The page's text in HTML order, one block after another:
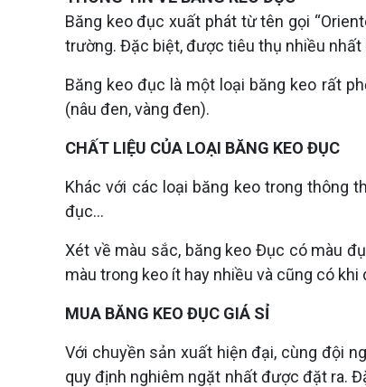
chuyên cung cấp các
sản phẩm chất lượng
cao như Băng Keo,
giúp đảm bảo an
toàn và chất lượng
chuyển và bảo quản.
Nhật Phát, thông báo
lịch nghỉ lễ và sắp xếp
lại hoạt động sản
chuộng trong ngành
công nghiệp và đời
sống hàng ngày. Tại
Nhật Phát không chỉ
là thương hiệu uy tín
mà còn là biểu tượng
cho chất lượng và sự
sáng tạo trong lĩnh
keo.
NGHỈ TẾT 2024
Nhân dịp Tết Nguyên
Đán Giáp Thìn 2024,
Công ty TNHH Sản
Xuất và Thương Mại
Hồng Nhật Phát xin
trân trọng thông báo
lịch nghỉ Tết như sau:
Thời gian nghỉ: Từ
(nhằm ngày 26 Tết)
ngày mùng 9 Tết).
Thời gian khai trương
làm việc lại: Vào ngày
19.02.2024 (nhằm
ngày mùng 10 Tết).
Băng keo đục xuất phát từ tên gọi
trường. Đặc biệt, được tiêu thụ nhiều nhất
Băng keo đục là một loại băng keo rất
(nâu đen, vàng đen).
CHẤT LIỆU CỦA LOẠI BĂNG KEO ĐỤC
Khác với các loại băng keo trong thông
đục…
Xét về màu sắc, băng keo Đục có màu
màu trong keo ít hay nhiều và cũng có
MUA BĂNG KEO ĐỤC GIÁ SỈ
Với chuyền sản xuất hiện đại, cùng đội
quy định nghiêm ngặt nhất được đặt ra.